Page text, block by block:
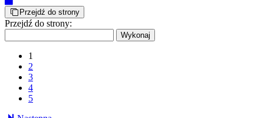
Przejdź do strony
Przejdź do strony:
1
2
3
4
5